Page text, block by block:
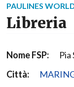
Where we are
Resources
PAULINES
Libreria
Nome FSP:
Pia
Città: